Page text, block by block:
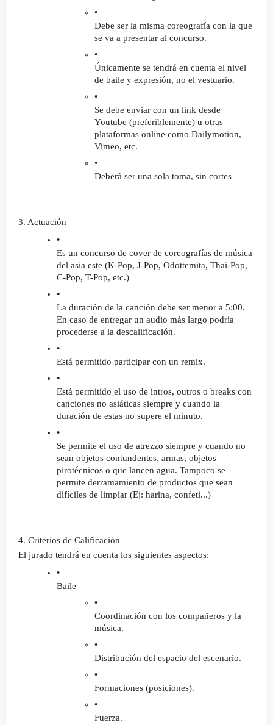
Debe ser la misma coreografía con la que
se va a presentar al concurso.
Únicamente se tendrá en cuenta el nivel
de baile y expresión, no el vestuario.
Se debe enviar con un link desde
Youtube (preferiblemente) u otras
plataformas online como Dailymotion,
Vimeo, etc.
Deberá ser una sola toma, sin cortes
3. Actuación
Es un concurso de cover de coreografías de música
del asia este (K-Pop, J-Pop, Odottemita, Thai-Pop,
C-Pop, T-Pop, etc.)
La duración de la canción debe ser menor a 5:00.
En caso de entregar un audio más largo podría
procederse a la descalificación.
Está permitido participar con un remix.
Está permitido el uso de intros, outros o breaks con
canciones no asiáticas siempre y cuando la
duración de estas no supere el minuto.
Se permite el uso de atrezzo siempre y cuando no
sean objetos contundentes, armas, objetos
pirotécnicos o que lancen agua. Tampoco se
permite derramamiento de productos que sean
difíciles de limpiar (Ej: harina, confeti...)
4. Criterios de Calificación
El jurado tendrá en cuenta los siguientes aspectos:
Baile
Coordinación con los compañeros y la
música.
Distribución del espacio del escenario.
Formaciones (posiciones).
Fuerza.